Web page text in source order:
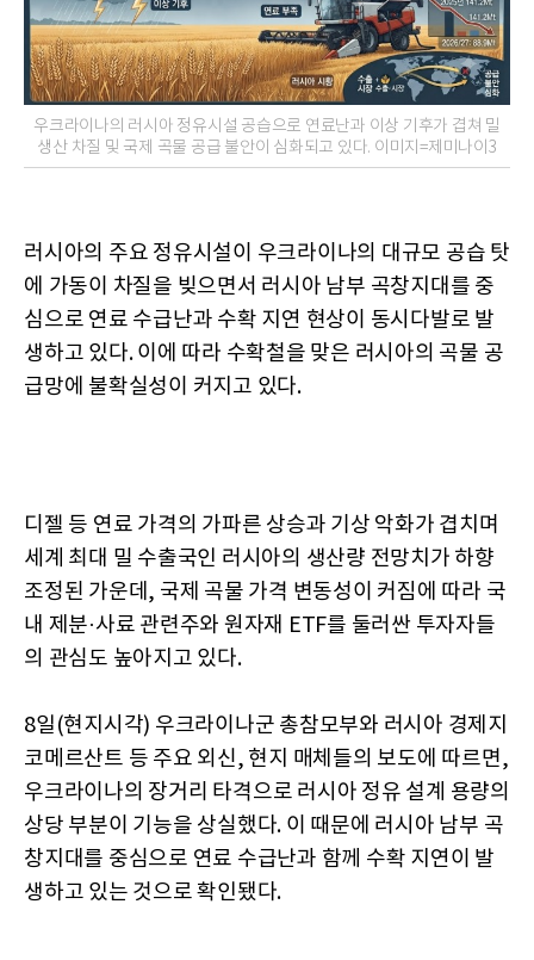
우크라이나의 러시아 정유시설 공습으로 연료난과 이상 기후가 겹쳐 밀
생산 차질 및 국제 곡물 공급 불안이 심화되고 있다. 이미지=제미나이3
러시아의 주요 정유시설이 우크라이나의 대규모 공습 탓
에 가동이 차질을 빚으면서 러시아 남부 곡창지대를 중
심으로 연료 수급난과 수확 지연 현상이 동시다발로 발
생하고 있다. 이에 따라 수확철을 맞은 러시아의 곡물 공
급망에 불확실성이 커지고 있다.
디젤 등 연료 가격의 가파른 상승과 기상 악화가 겹치며
세계 최대 밀 수출국인 러시아의 생산량 전망치가 하향
조정된 가운데, 국제 곡물 가격 변동성이 커짐에 따라 국
내 제분·사료 관련주와 원자재 ETF를 둘러싼 투자자들
의 관심도 높아지고 있다.
8일(현지시각) 우크라이나군 총참모부와 러시아 경제지
코메르산트 등 주요 외신, 현지 매체들의 보도에 따르면,
우크라이나의 장거리 타격으로 러시아 정유 설계 용량의
상당 부분이 기능을 상실했다. 이 때문에 러시아 남부 곡
창지대를 중심으로 연료 수급난과 함께 수확 지연이 발
생하고 있는 것으로 확인됐다.